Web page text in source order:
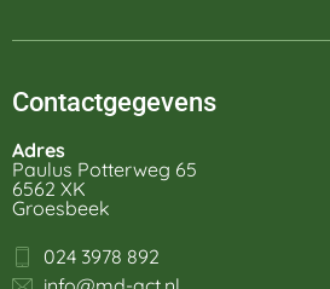
Contactgegevens
Adres
Paulus Potterweg 65
6562 XK
Groesbeek
024 3978 892